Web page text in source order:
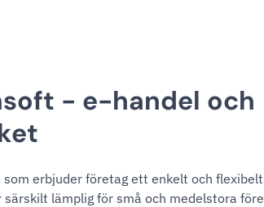
- e-handel och
erbjuder företag ett enkelt och
lämplig för små och medelstora